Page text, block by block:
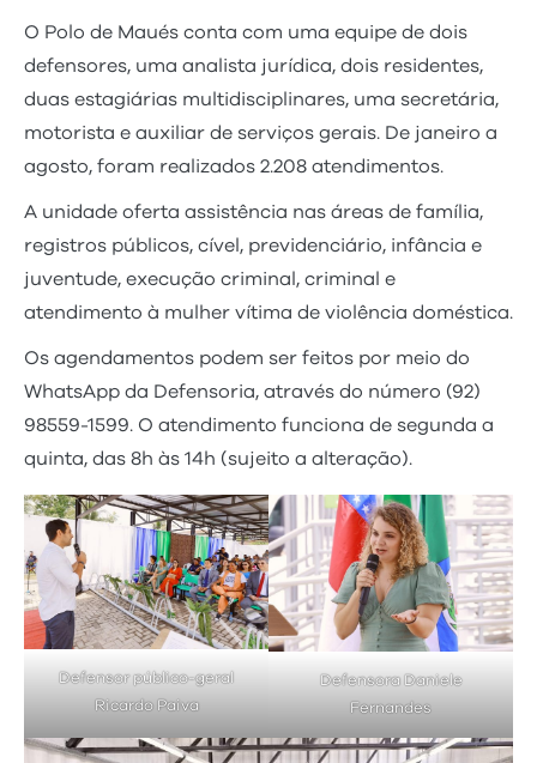
O Polo de Maués conta com uma equipe de dois
defensores, uma analista jurídica, dois residentes,
duas estagiárias multidisciplinares, uma secretária,
motorista e auxiliar de serviços gerais. De janeiro a
agosto, foram realizados 2.208 atendimentos.
A unidade oferta assistência nas áreas de família,
registros públicos, cível, previdenciário, infância e
juventude, execução criminal, criminal e
atendimento à mulher vítima de violência doméstica.
Os agendamentos podem ser feitos por meio do
WhatsApp da Defensoria, através do número (92)
98559-1599. O atendimento funciona de segunda a
quinta, das 8h às 14h (sujeito a alteração).
Defensor público-geral
Ricardo Paiva
Defensora Daniele
Fernandes